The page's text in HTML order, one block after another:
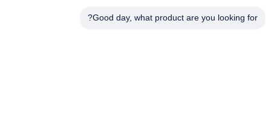
Good day, what product are you looking for?